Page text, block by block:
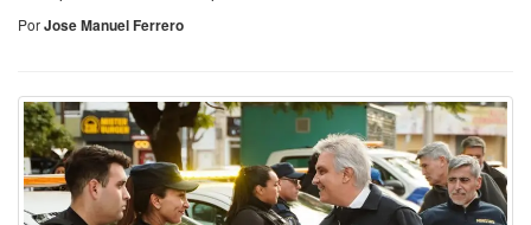
PorJose Manuel Ferrero